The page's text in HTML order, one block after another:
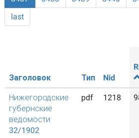
last
Заголовок Тип Nid
Нижегородские
губернские
ведомости
32/1902
pdf 1218